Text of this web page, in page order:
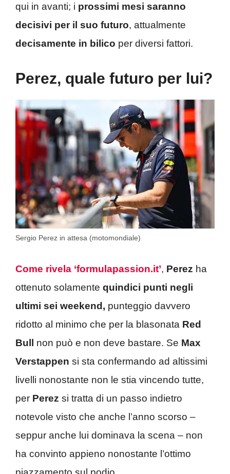
qui in avanti; i prossimi mesi saranno
decisivi per il suo futuro, attualmente
decisamente in bilico per diversi fattori.
Perez, quale futuro per lui?
Sergio Perez in attesa (motomondiale)
Come rivela ‘formulapassion.it’, Perez ha
ottenuto solamente quindici punti negli
ultimi sei weekend, punteggio davvero
ridotto al minimo che per la blasonata Red
Bull non può e non deve bastare. Se Max
Verstappen si sta confermando ad altissimi
livelli nonostante non le stia vincendo tutte,
per Perez si tratta di un passo indietro
notevole visto che anche l’anno scorso –
seppur anche lui dominava la scena – non
ha convinto appieno nonostante l’ottimo